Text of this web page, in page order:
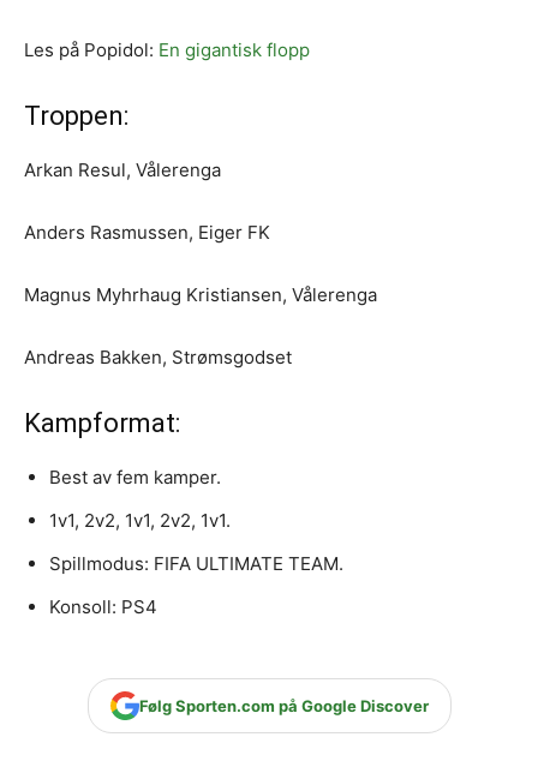
Les på Popidol: En gigantisk flopp
Troppen:
Arkan Resul, Vålerenga
Anders Rasmussen, Eiger FK
Magnus Myhrhaug Kristiansen, Vålerenga
Andreas Bakken, Strømsgodset
Kampformat:
Best av fem kamper.
1v1, 2v2, 1v1, 2v2, 1v1.
Spillmodus: FIFA ULTIMATE TEAM.
Konsoll: PS4
Følg Sporten.com på Google Discover